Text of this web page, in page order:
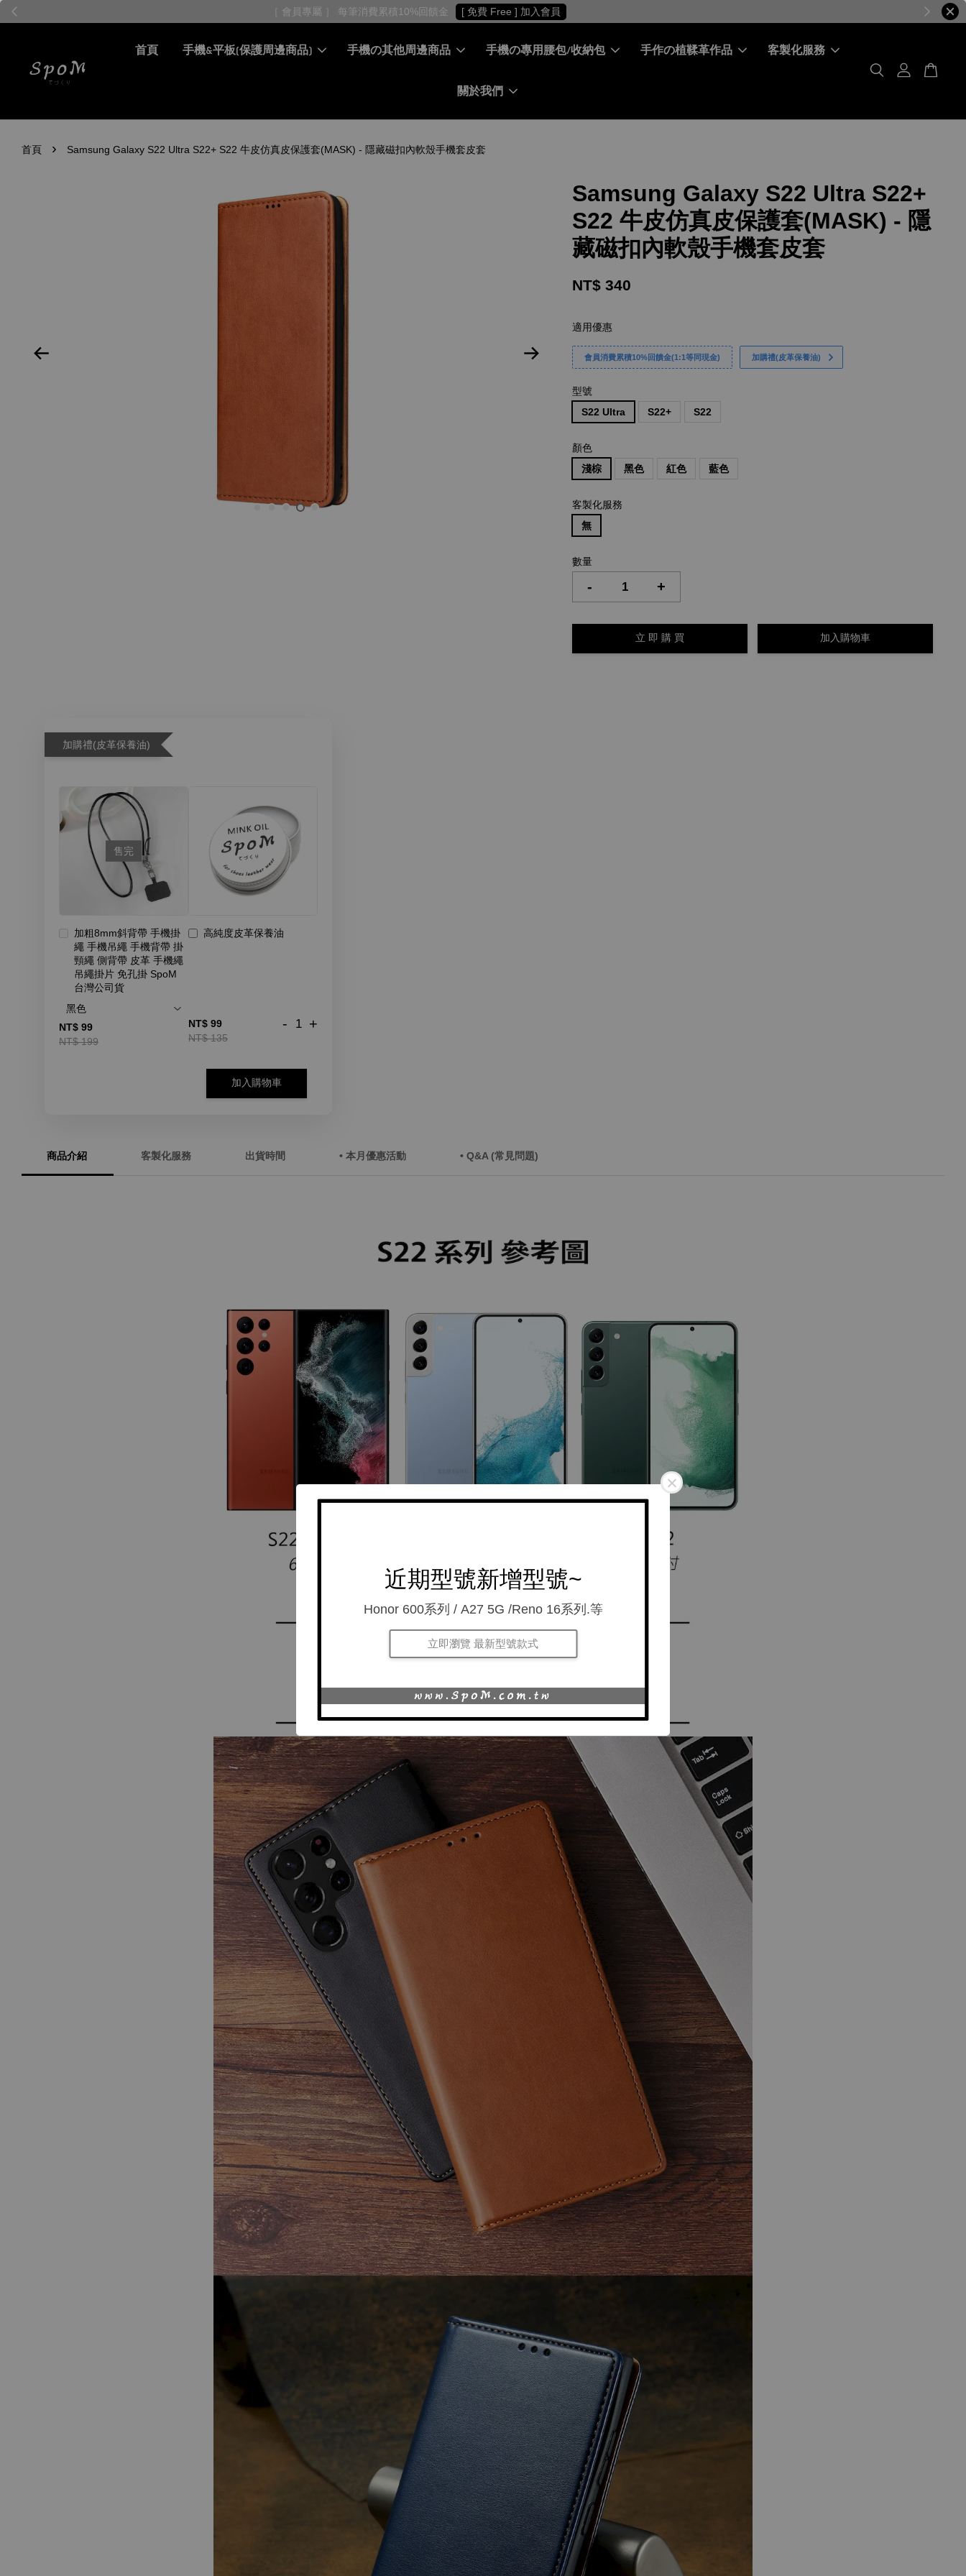
［ 會員專屬 ］ 每筆消費累積10%回饋金 [ 免費 Free ] 加入會員
近期型號新增型號~
Honor 600系列 / A27 5G /Reno 16系列.等
立即瀏覽 最新型號款式
首頁 手機&平板(保護周邊商品) 手機の其他周邊商品 手機の專用腰包/收納包 手作の植鞣革作品 客製化服務
關於我們
首頁 › Samsung Galaxy S22 Ultra S22+ S22 牛皮仿真皮保護套(MASK) - 隱藏磁扣內軟殼手機套皮套
Samsung Galaxy S22 Ultra S22+
S22 牛皮仿真皮保護套(MASK) - 隱
藏磁扣內軟殼手機套皮套
NT$ 340
適用優惠
會員消費累積10%回饋金(1:1等同現金) 加購禮(皮革保養油)
型號
S22 Ultra
S22+ S22
顏色
淺棕
黑色 紅色 藍色
客製化服務
無
數量
- +
立 即 購 買 加入購物車
加購禮(皮革保養油)
售完
加粗8mm斜背帶 手機掛
繩 手機吊繩 手機背帶 掛
頸繩 側背帶 皮革 手機繩
吊繩掛片 免孔掛 SpoM
台灣公司貨
NT$ 99
NT$ 199
高純度皮革保養油
NT$ 99
NT$ 135
- +
加入購物車
商品介紹 客製化服務 出貨時間 • 本月優惠活動 • Q&A (常見問題)